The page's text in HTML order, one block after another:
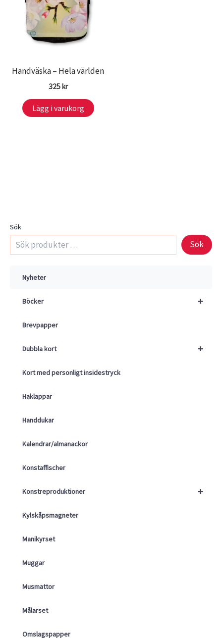
Sök
Sök
Nyheter
+
Böcker
Brevpapper
+
Dubbla kort
Kort med personligt insidestryck
Haklappar
Handdukar
Kalendrar/almanackor
Konstaffischer
+
Konstreproduktioner
Kylskåpsmagneter
Manikyrset
Muggar
Musmattor
Målarset
Omslagspapper
Handväska – Hela världen
325 kr
Lägg i varukorg